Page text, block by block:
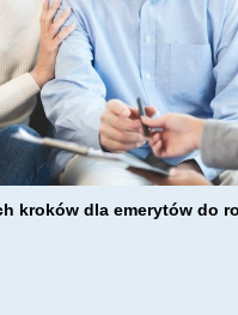
kroków dla emerytów do